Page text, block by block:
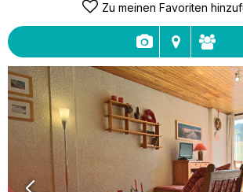
Zu meinen Favoriten